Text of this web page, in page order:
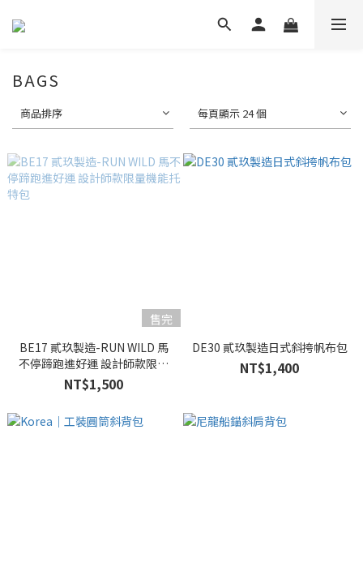
BAGS
商品排序 每頁顯示 24 個
售完
BE17 貳玖製造-RUN WILD 馬
不停蹄跑進好運 設計師款限量
機能托特包
NT$1,500
DE30 貳玖製造日式斜挎帆布包
NT$1,400